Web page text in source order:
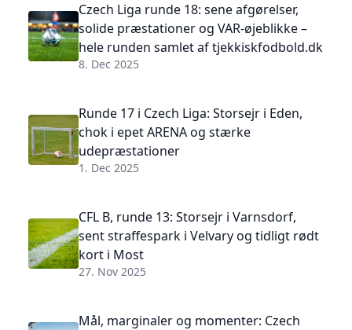
Czech Liga runde 18: sene afgørelser,
solide præstationer og VAR-øjeblikke –
hele runden samlet af tjekkiskfodbold.dk
8. Dec 2025
Runde 17 i Czech Liga: Storsejr i Eden,
chok i epet ARENA og stærke
udepræstationer
1. Dec 2025
CFL B, runde 13: Storsejr i Varnsdorf,
sent straffespark i Velvary og tidligt rødt
kort i Most
27. Nov 2025
Mål, marginaler og momenter: Czech